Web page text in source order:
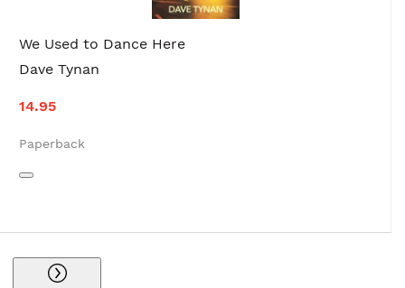
We Used to Dance Here
Dave Tynan
14.95
Paperback